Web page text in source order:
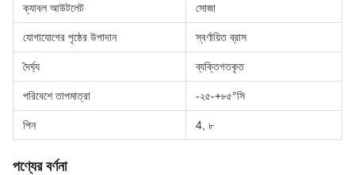
ক্যাবল আউটলেট সোজা
যোগাযোগের পৃষ্ঠের উপাদান স্বর্ণায়িত ব্রাস
দৈর্ঘ্য ব্যক্তিগতকৃত
পরিবেশে তাপমাত্রা -২৫-+৮৫°সি
পিন 4, ৮
পণ্যের বর্ণনা